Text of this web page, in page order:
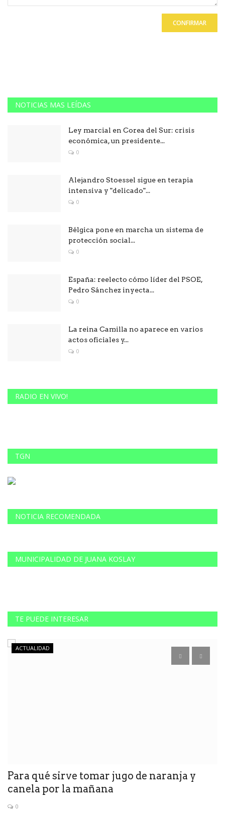
CONFIRMAR
NOTICIAS MAS LEÍDAS
Ley marcial en Corea del Sur: crisis
económica, un presidente...
0
Alejandro Stoessel sigue en terapia
intensiva y "delicado"...
0
Bélgica pone en marcha un sistema de
protección social...
0
España: reelecto cómo líder del PSOE,
Pedro Sánchez inyecta...
0
La reina Camilla no aparece en varios
actos oficiales y...
0
RADIO EN VIVO!
TGN
NOTICIA RECOMENDADA
MUNICIPALIDAD DE JUANA KOSLAY
TE PUEDE INTERESAR
ACTUALIDAD
Para qué sirve tomar jugo de naranja y
canela por la mañana
0